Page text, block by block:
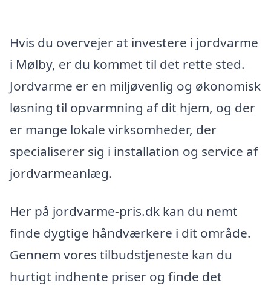
Hvis du overvejer at investere i jordvarme
i Mølby, er du kommet til det rette sted.
Jordvarme er en miljøvenlig og økonomisk
løsning til opvarmning af dit hjem, og der
er mange lokale virksomheder, der
specialiserer sig i installation og service af
jordvarmeanlæg.
Her på jordvarme-pris.dk kan du nemt
finde dygtige håndværkere i dit område.
Gennem vores tilbudstjeneste kan du
hurtigt indhente priser og finde det